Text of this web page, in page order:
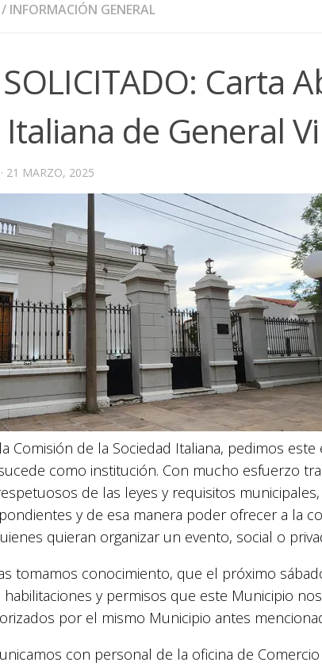
/ INFORMACIÓN GENERAL
SOLICITADO: Carta
de General
· 21 MARZO, 2025
Comisión de la Sociedad Italiana, pedimos
como institución. Con mucho esfuerzo
de las leyes y requisitos
y de esa manera poder ofrecer a la
quieran organizar un evento, social o
tomamos conocimiento, que el próximo
y permisos que este Municipio
por el mismo Municipio antes
con personal de la oficina de